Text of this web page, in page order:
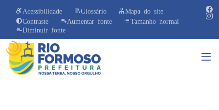
Acessibilidade Glossário
Mapa do site
Contraste
Aumentar fonte
Tamanho normal
Diminuir fonte